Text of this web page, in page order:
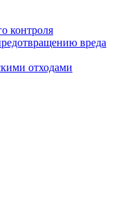
контроля
вреда
отходами